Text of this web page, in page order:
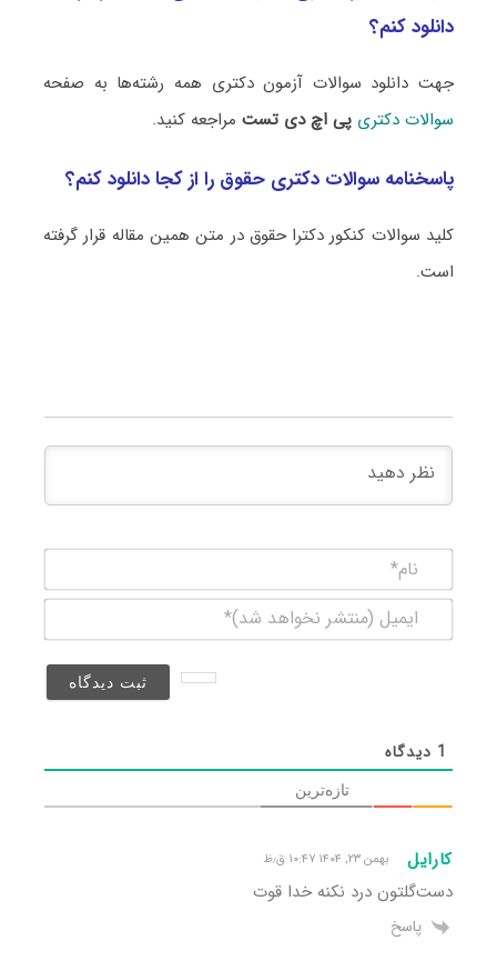
دانلود کنم؟
جهت دانلود سوالات آزمون دکتری همه رشته‌ها به صفحه
سوالات دکتری پی اچ دی تستمراجعه کنید.
پاسخنامه سوالات دکتری حقوق را از کجا دانلود کنم؟
کلید سوالات کنکور دکترا حقوق در متن همین مقاله قرار گرفته
است.
(منتشر
1 دیدگاه
تازه‌ترین
کارایل بهمن ۲۳, ۱۴۰۴ ۱۰:۴۷ ق٫ظ
دست‌گلتون درد نکنه خدا قوت
پاسخ